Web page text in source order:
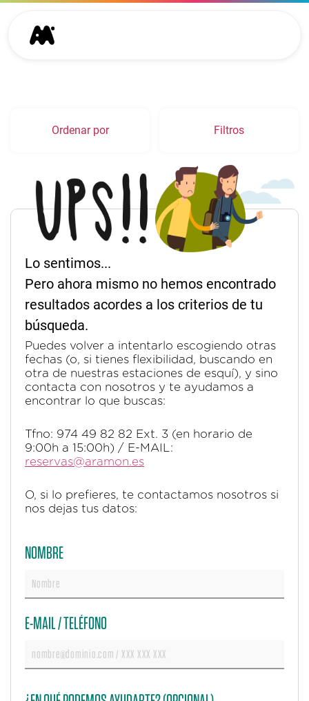
Ordenar por Filtros
Lo sentimos...
Pero ahora mismo no hemos encontrado
resultados acordes a los criterios de tu
búsqueda.
Puedes volver a intentarlo escogiendo otras
fechas (o, si tienes flexibilidad, buscando en
otra de nuestras estaciones de esquí), y sino
contacta con nosotros y te ayudamos a
encontrar lo que buscas:
Tfno: 974 49 82 82 Ext. 3 (en horario de
9:00h a 15:00h) / E-MAIL:
reservas@aramon.es
O, si lo prefieres, te contactamos nosotros si
nos dejas tus datos:
NOMBRE
E-MAIL / TELÉFONO